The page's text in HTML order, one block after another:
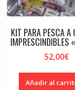
KIT PARA PESCA A
IMPRESCINDIBLES
52,00€
Añadir al